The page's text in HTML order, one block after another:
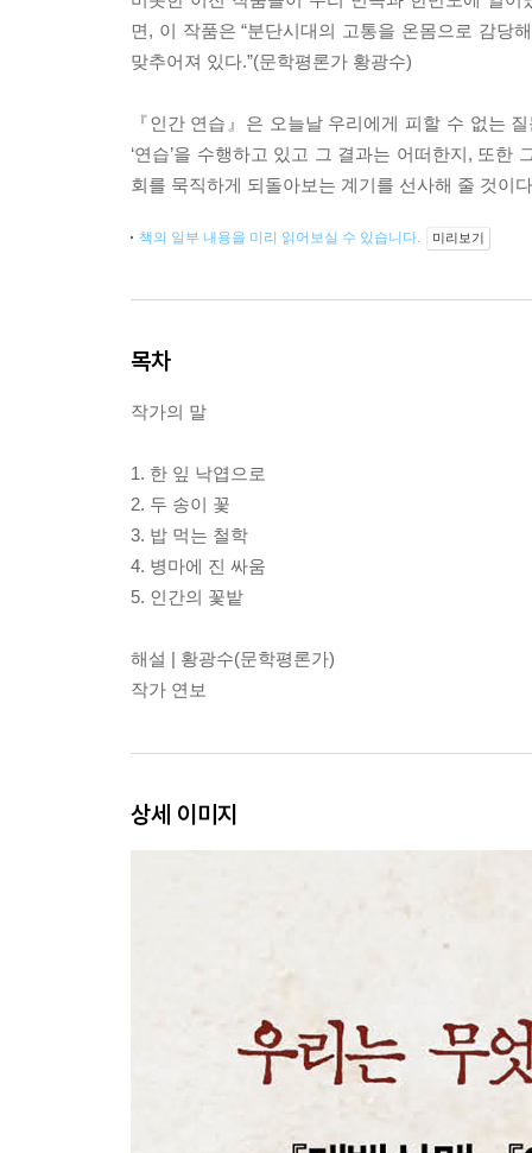
면, 이 작품은 “분단시대의 고통을 온몸으로 감당
맞추어져 있다.”(문학평론가 황광수)
『인간 연습』은 오늘날 우리에게 피할 수 없는
‘연습’을 수행하고 있고 그 결과는 어떠한지, 또
회를 묵직하게 되돌아보는 계기를 선사해 줄 것이
책의 일부 내용을 미리 읽어보실 수 있습니다. 미리보기
목차
작가의 말
1. 한 잎 낙엽으로
2. 두 송이 꽃
3. 밥 먹는 철학
4. 병마에 진 싸움
5. 인간의 꽃밭
해설 | 황광수(문학평론가)
작가 연보
상세 이미지